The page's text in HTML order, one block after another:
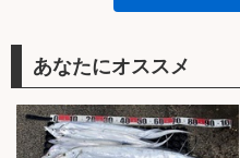
あなたにオススメ